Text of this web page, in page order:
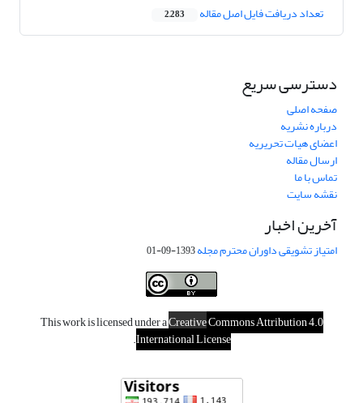
تعداد دریافت فایل اصل مقاله 2,283
دسترسی سریع
صفحه اصلی
درباره نشریه
اعضای هیات تحریریه
ارسال مقاله
تماس با ما
نقشه سایت
آخرین اخبار
امتیاز تشویقی داوران محترم مجله1393-09-01
This work is licensed under aCreativeCommons Attribution 4.0
International License
.